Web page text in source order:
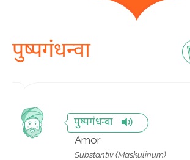
पुष्पगंधन्वा
पुष्पगंधन्वा
Amor
Substantiv (Maskulinum)